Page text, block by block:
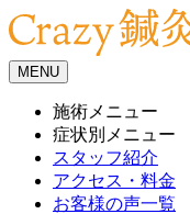
MENU
施術メニュー
症状別メニュー
スタッフ紹介
アクセス・料金
お客様の声一覧